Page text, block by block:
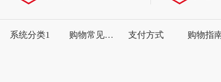
系统分类1 购物常见问题 支付方式 购物指